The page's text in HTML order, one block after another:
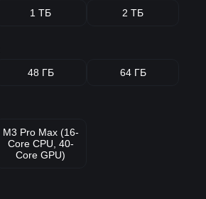
1 ТБ 2 ТБ
48 ГБ 64 ГБ
M3 Pro Max (16-
Core CPU, 40-
Core GPU)